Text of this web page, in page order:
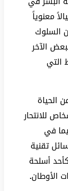
معنوياً
السلوك
الآخر
التي
الحياة
للانتحار
في
تقنية
أسلحة
الأوطان.